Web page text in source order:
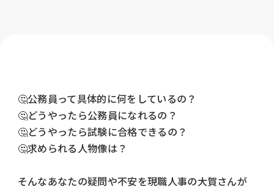
🤔公務員って具体的に何をしているの？
🤔どうやったら公務員になれるの ？
🤔どうやったら試験に合格できるの ？
🤔求められる人物像は ？
そんなあなたの疑問や不安を現職人事の大賀さんが